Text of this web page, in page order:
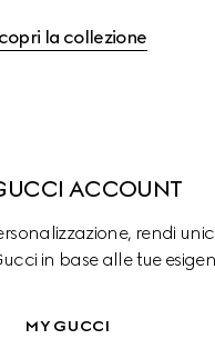
la collezione
ACCOUNT
rendi
in base alle tue
MY GUCCI